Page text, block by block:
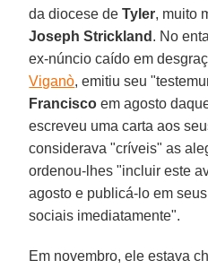
da diocese deTyler, muito
Joseph Strickland . No
ex-núncio caído em
Viganò, emitiu seu
Francisco em agosto
escreveu uma carta aos
considerava "críveis" as
ordenou-lhes "incluir este
agosto e publicá-lo em
sociais imediatamente".
Em novembro, ele estava